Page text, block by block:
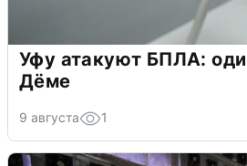
Уфу атакуют БПЛА:
Дёме
9 августа 1